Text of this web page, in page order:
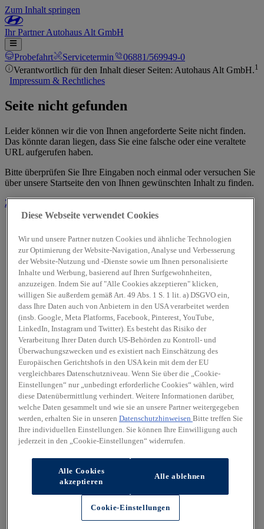
Zum Inhalt springen
IhrPartnerAutohaus Alt GmbH
Probefahrt Servicetermin
06881/569949-0
Verantwortlich für den Inhalt dieser Seiten: Autohaus Alt GmbH.1
Impressum & Rechtliches
Seite nicht gefunden
Leider können wir die von Ihnen angeforderte Seite nicht finden.
Das könnte daran liegen, dass Sie eine falsche oder eine veraltete
URL aufgerufen haben.
Bitte überprüfen Sie Ihre Eingaben noch einmal oder versuchen Sie
über unsere Startseite den von Ihnen gewünschten Inhalt zu finden.
Zur Startseite
Diese Webseite verwendet Cookies
Wir und unsere Partner nutzen Cookies und ähnliche Technologien
zur Optimierung der Website-Navigation, Analyse und Verbesserung
der Website-Nutzung und -Dienste sowie um Ihnen personalisierte
Inhalte und Werbung, basierend auf Ihren Surfgewohnheiten,
anzuzeigen. Indem Sie auf "Alle Cookies akzeptieren" klicken,
willigen Sie außerdem gemäß Art. 49 Abs. 1 S. 1 lit. a) DSGVO ein,
dass Ihre Daten auch von Anbietern in den USA verarbeitet werden
(insb. Google, Meta Platforms, Facebook, Pinterest, YouTube,
LinkedIn, Instagram und Twitter). Es besteht das Risiko der
Verarbeitung Ihrer Daten durch US-Behörden zu Kontroll- und
Überwachungszwecken und es existiert nach Einschätzung des
Europäischen Gerichtshofs in den USA kein mit dem der EU
vergleichbares Datenschutzniveau. Wenn Sie über die „Cookie-
Einstellungen“ nur „unbedingt erforderliche Cookies“ wählen, wird
diese Datenübermittlung verhindert. Weitere Informationen darüber,
welche Daten gesammelt und wie sie an unsere Partner weitergegeben
werden, erhalten Sie in unseren Datenschutzhinweisen Bitte treffen Sie
Ihre individuellen Einstellungen. Sie können Ihre Einwilligung auch
jederzeit in den „Cookie-Einstellungen“ widerrufen.
Alle Cookies
akzeptieren
Alle ablehnen
Cookie-Einstellungen